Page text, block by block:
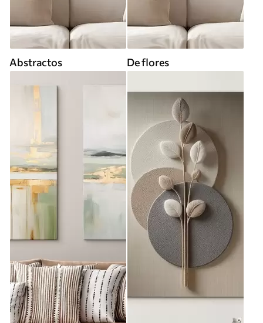
Abstractos De flores